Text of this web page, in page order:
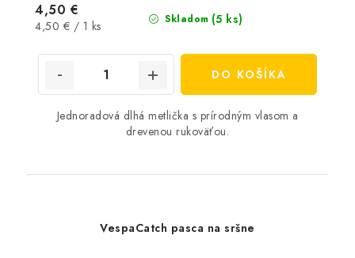
Skladom (5 ks)
4,50 €
Jednotková
4,50 € / 1 ks
DO KOŠÍKA
Jednoradová dlhá metlička s prírodným vlasom a
drevenou rukoväťou.
VespaCatch pasca na sršne